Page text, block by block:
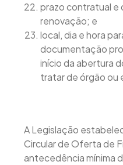
prazo contratual e
renovação; e
local, dia e hora
documentação
início da abertura
tratar de órgão ou
A Legislação
Circular de Oferta de
antecedência mínima